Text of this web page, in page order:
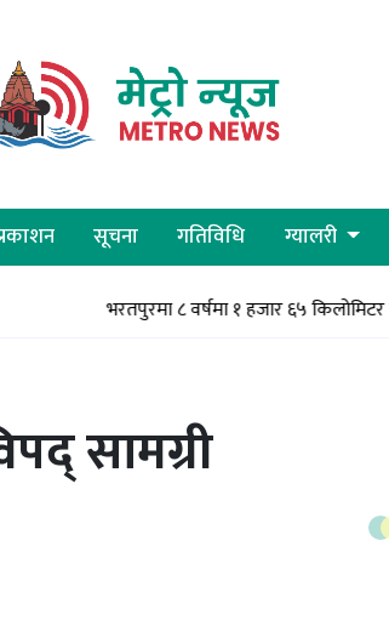
सूचना गतिविधि ग्यालरी
भरतपुरमा ८ वर्षमा १ हजार ६५ किलोमिटर सडक
सामग्री